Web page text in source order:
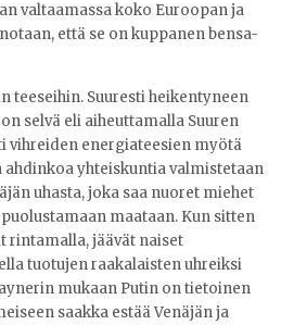
valtaamassa koko Euroopan ja
että se on kuppanen bensa-
teeseihin. Suuresti heikentyneen
selvä eli aiheuttamalla Suuren
vihreiden energiateesien myötä
ahdinkoa yhteiskuntia valmistetaan
uhasta, joka saa nuoret miehet
maataan. Kun sitten
rintamalla, jäävät naiset
tuotujen raakalaisten uhreiksi
mukaan Putin on tietoinen
saakka estää Venäjän ja